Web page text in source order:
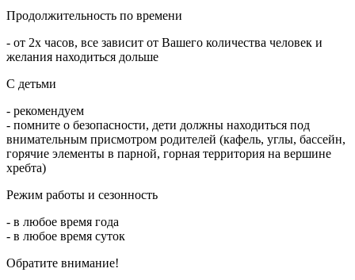
Продолжительность по времени
- от 2х часов, все зависит от Вашего количества человек и
желания находиться дольше
С детьми
- рекомендуем
- помните о безопасности, дети должны находиться под
внимательным присмотром родителей (кафель, углы, бассейн,
горячие элементы в парной, горная территория на вершине
хребта)
Режим работы и сезонность
- в любое время года
- в любое время суток
Обратите внимание!